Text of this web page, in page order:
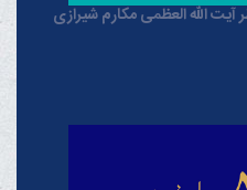
الله العظمی مکارم شیرازی